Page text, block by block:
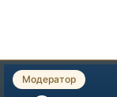
Модератор